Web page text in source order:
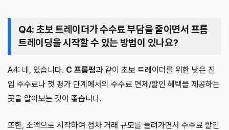
Q4: 초보 트레이더가 수수료 부담을 줄이면서 프롭
트레이딩을 시작할 수 있는 방법이 있나요?
A4: 네, 있습니다. C 프롭펌과 같이 초보 트레이더를 위한 낮은 진
입 수수료나 첫 평가 단계에서의 수수료 면제/할인 혜택을 제공하는
곳을 알아보는 것이 좋습니다.
또한, 소액으로 시작하여 점차 거래 규모를 늘려가면서 수수료 할인